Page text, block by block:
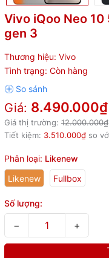
Vivo iQoo Neo
gen 3
Thương hiệu: Vivo
Tình trạng: Còn hàng
Giá: 8.490.000₫
Giá thị trường: 12.000.000₫
Tiết kiệm: 3.510.000₫ so
Phân loại: Likenew
Likenew
Fullbox
Số lượng:
− +